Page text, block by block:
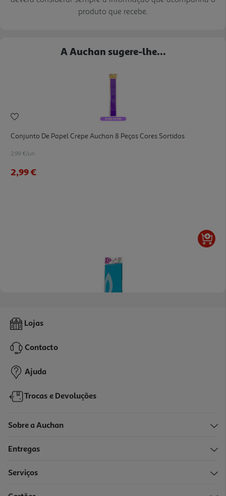
produto que recebe.
A Auchan sugere-lhe...
Conjunto De Papel Crepe Auchan 8 Peças Cores Sortidas
2.99 €/un
2,99 €
Papel Crepe Liderpapel Azul 50cmx2.5m
0,99 €
Lojas
Contacto
Ajuda
Trocas e Devoluções
Sobre a Auchan
Entregas
Serviços